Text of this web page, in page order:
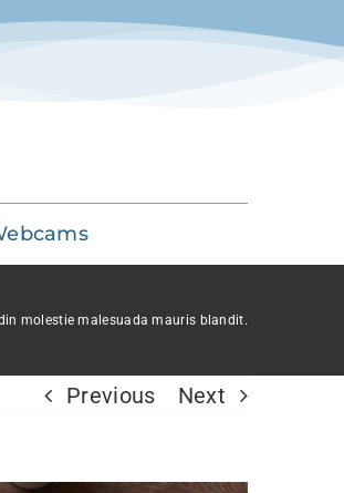
molestie malesuada mauris blandit.
Previous Next